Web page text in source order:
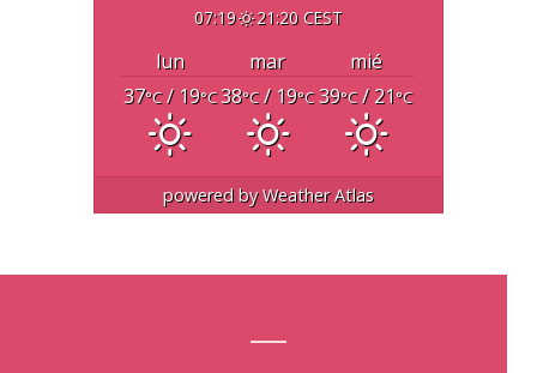
07:19 21:20 CEST
lun mar
mié
37°C/ 19°C38°C/ 19°C 39°C/ 21°C
powered byWeather Atlas